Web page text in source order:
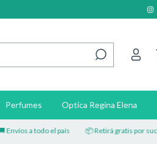
Perfumes Optica Regina Elena
a todo el país 📦 Retirá gratis por sucursal